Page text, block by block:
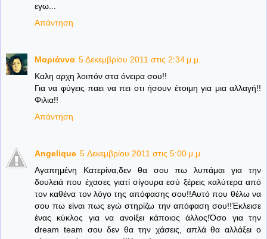
εγω...
Απάντηση
Μαριάννα 5 Δεκεμβρίου 2011 στις 2:34 μ.μ.
Καλη αρχη λοιπόν στα όνειρα σου!!
Για να φύγεις παει να πει οτι ήσουν έτοιμη για μια αλλαγή!!
Φιλια!!
Απάντηση
Angelique 5 Δεκεμβρίου 2011 στις 5:00 μ.μ.
Αγαπημένη Κατερίνα,δεν θα σου πω λυπάμαι για την
δουλειά που έχασες γιατί σίγουρα εσύ ξέρεις καλύτερα από
τον καθένα τον λόγο της απόφασης σου!!Αυτό που θέλω να
σου πω είναι πως εγώ στηρίζω την απόφαση σου!!Έκλεισε
ένας κύκλος για να ανοίξει κάποιος άλλος!Όσο για την
dream team σου δεν θα την χάσεις, απλά θα αλλάξει ο